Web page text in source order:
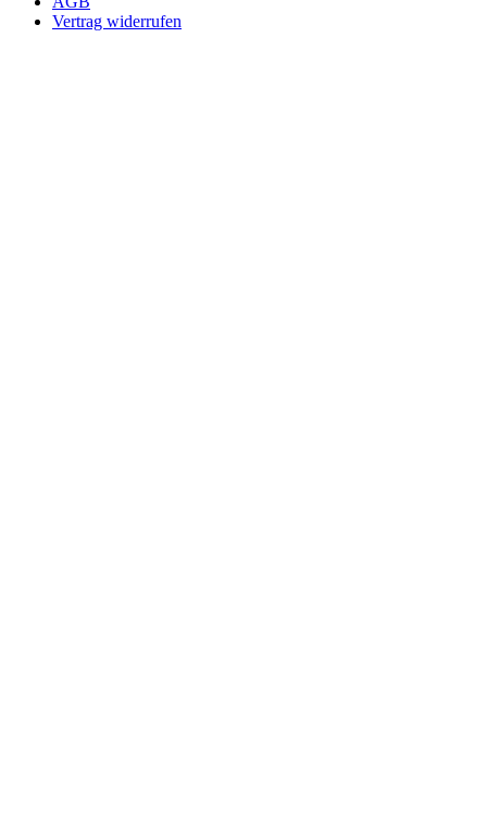
Vertrag widerrufen